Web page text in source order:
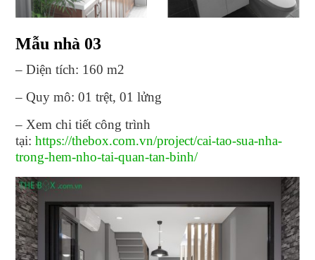
Mẫu nhà 03
– Diện tích: 160 m2
– Quy mô: 01 trệt, 01 lửng
– Xem chi tiết công trình
tại: https://thebox.com.vn/project/cai-tao-sua-nha-
trong-hem-nho-tai-quan-tan-binh/